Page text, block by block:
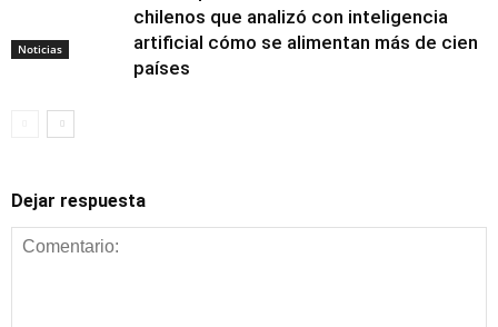
Noticias
Alimentación y
nutrición
chilenos que analizó con inteligencia
artificial cómo se alimentan más de cien
países
Dejar respuesta